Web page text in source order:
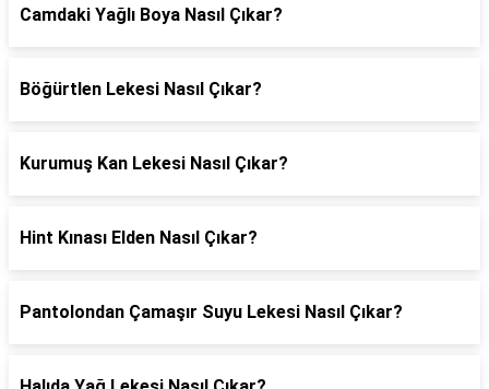
Camdaki Yağlı Boya Nasıl Çıkar?
Böğürtlen Lekesi Nasıl Çıkar?
Kurumuş Kan Lekesi Nasıl Çıkar?
Hint Kınası Elden Nasıl Çıkar?
Pantolondan Çamaşır Suyu Lekesi Nasıl Çıkar?